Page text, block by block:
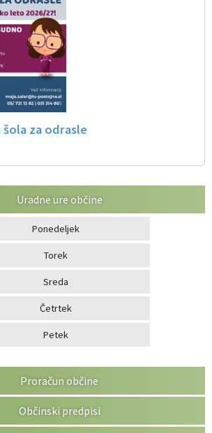
šola za odrasle
Uradne ure občine
Ponedeljek
Torek
Sreda
Četrtek
Petek
Proračun občine
Občinski predpisi